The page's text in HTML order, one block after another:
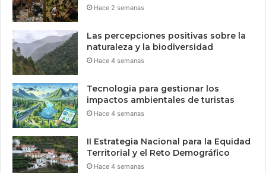
Hace 2 semanas
Las percepciones positivas sobre la
naturaleza y la biodiversidad
Hace 4 semanas
Tecnologia para gestionar los
impactos ambientales de turistas
Hace 4 semanas
II Estrategia Nacional para la Equidad
Territorial y el Reto Demográfico
Hace 4 semanas